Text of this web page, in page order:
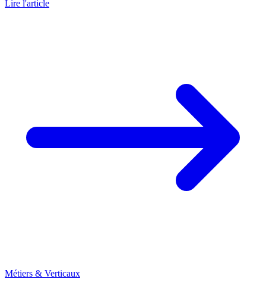
Lire l'article
Métiers & Verticaux